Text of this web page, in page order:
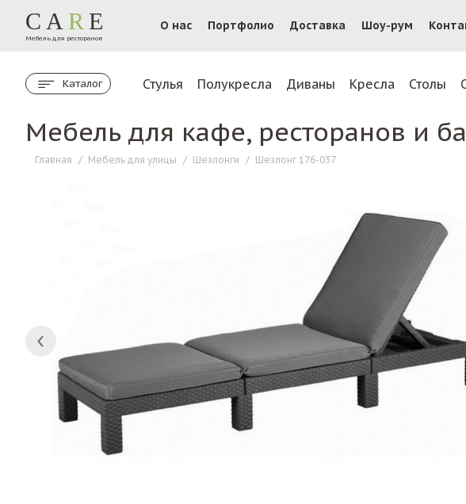
CA R E
Мебель для ресторанов
О нас Портфолио Доставка Шоу-рум
Каталог Стулья Полукресла Диваны Кресла Столы
Мебель для кафе, ресторанов и
Главная / Мебель для улицы / Шезлонги / Шезлонг 176-037